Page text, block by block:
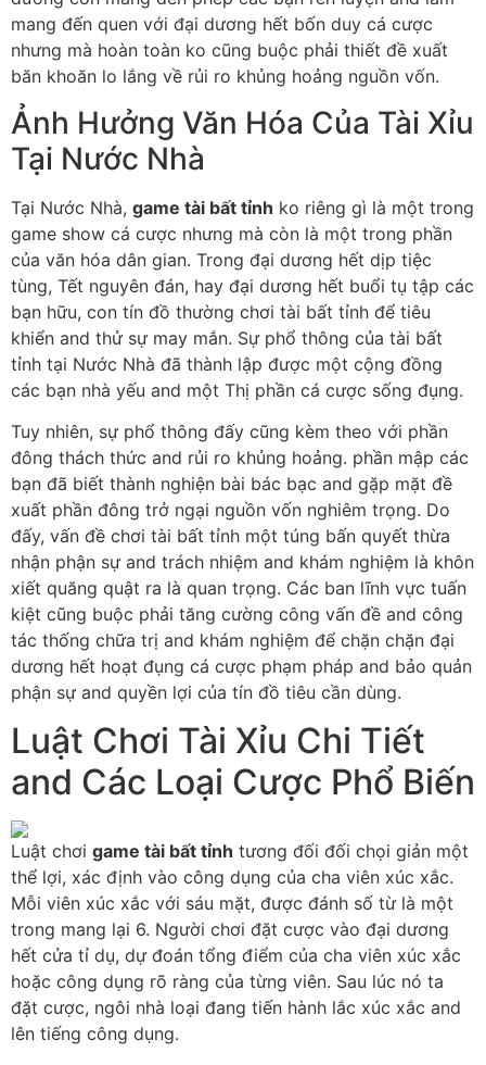
mang đến quen với đại dương hết bốn duy cá cược
nhưng mà hoàn toàn ko cũng buộc phải thiết đề xuất
băn khoăn lo lắng về rủi ro khủng hoảng nguồn vốn.
Ảnh Hưởng Văn Hóa Của Tài Xỉu
Tại Nước Nhà
Tại Nước Nhà, game tài bất tỉnh ko riêng gì là một trong
game show cá cược nhưng mà còn là một trong phần
của văn hóa dân gian. Trong đại dương hết dịp tiệc
tùng, Tết nguyên đán, hay đại dương hết buổi tụ tập các
bạn hữu, con tín đồ thường chơi tài bất tỉnh để tiêu
khiển and thử sự may mắn. Sự phổ thông của tài bất
tỉnh tại Nước Nhà đã thành lập được một cộng đồng
các bạn nhà yếu and một Thị phần cá cược sống đụng.
Tuy nhiên, sự phổ thông đấy cũng kèm theo với phần
đông thách thức and rủi ro khủng hoảng. phần mập các
bạn đã biết thành nghiện bài bác bạc and gặp mặt đề
xuất phần đông trở ngại nguồn vốn nghiêm trọng. Do
đấy, vấn đề chơi tài bất tỉnh một túng bấn quyết thừa
nhận phận sự and trách nhiệm and khám nghiệm là khôn
xiết quăng quật ra là quan trọng. Các ban lĩnh vực tuấn
kiệt cũng buộc phải tăng cường công vấn đề and công
tác thống chữa trị and khám nghiệm để chặn chặn đại
dương hết hoạt đụng cá cược phạm pháp and bảo quản
phận sự and quyền lợi của tín đồ tiêu cần dùng.
Luật Chơi Tài Xỉu Chi Tiết
and Các Loại Cược Phổ Biến
Luật chơi game tài bất tỉnh tương đối đối chọi giản một
thể lợi, xác định vào công dụng của cha viên xúc xắc.
Mỗi viên xúc xắc với sáu mặt, được đánh số từ là một
trong mang lại 6. Người chơi đặt cược vào đại dương
hết cửa tỉ dụ, dự đoán tổng điểm của cha viên xúc xắc
hoặc công dụng rõ ràng của từng viên. Sau lúc nó ta
đặt cược, ngôi nhà loại đang tiến hành lắc xúc xắc and
lên tiếng công dụng.